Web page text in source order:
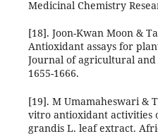
Medicinal Chemistry
[18]. Joon-Kwan Moon &
Antioxidant assays for
Journal of agricultural and
1655-1666.
[19]. M Umamaheswari &
vitro antioxidant activities
grandis L. leaf extract.